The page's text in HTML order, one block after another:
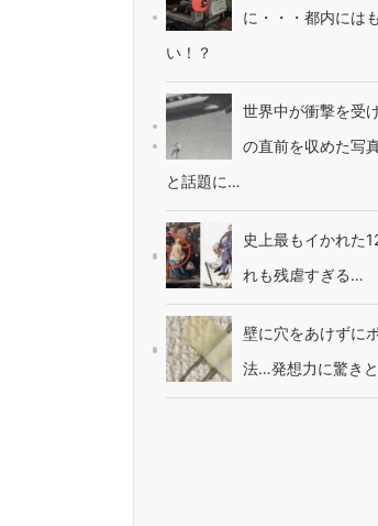
に・・・都内には
い！？
世界中が衝撃を受
の直前を収めた写
と話題に…
史上最もイかれた
れも残虐すぎる…
壁に穴をあけずに
法…発想力に驚き